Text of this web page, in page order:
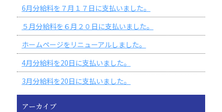
6月分給料を７月１７日に支払いました。
５月分給料を６月２０日に支払いました。
ホームページをリニューアルしました。
4月分給料を20日に支払いました。
3月分給料を20日に支払いました。
アーカイブ